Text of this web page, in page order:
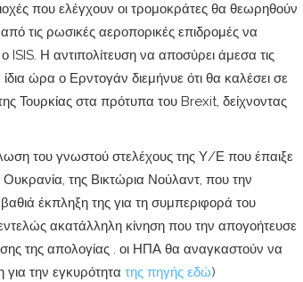
που ελέγχουν οι τρομοκράτες θα θεωρηθούν
τις ρωσικές αεροπορικές επιδρομές να
Η αντιπολίτευση να αποσύρει άμεσα τις
ώρα ο Ερντογάν διεμήνυε ότι θα καλέσει σε
Τουρκίας στα πρότυπα του Brexit, δείχνοντας
του γνωστού στελέχους της Υ/Ε που έπαιξε
της Βικτώρια Νούλαντ, που την
έκπληξη της για τη συμπεριφορά του
ακατάλληλη κίνηση που την απογοήτευσε
της απολογίας . οι ΗΠΑ θα αναγκαστούν να
την εγκυρότητα της πηγής εδώ)